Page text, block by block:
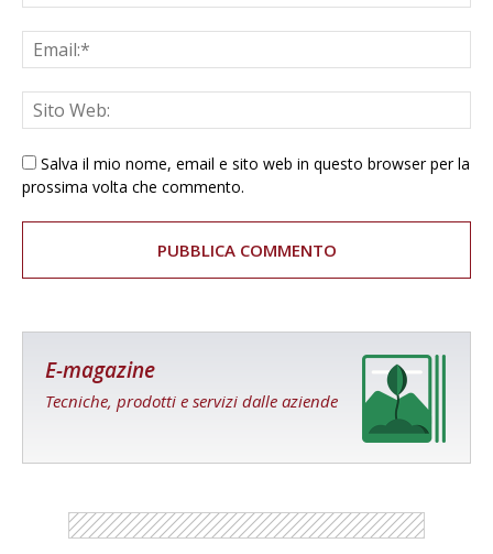
Salva il mio nome, email e sito web in questo browser per la
prossima volta che commento.
E-magazine
Tecniche, prodotti e servizi dalle aziende